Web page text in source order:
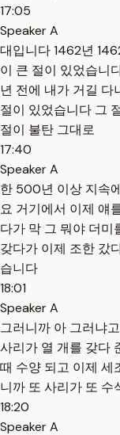
17:05
Speaker A
대입니다 1462년
이 큰 절이 있었습니
년 전에 내가 거길
절이 있었습니다 그
절이 불탄 그대로
17:40
Speaker A
한 500년 이상 지속
요 거기에서 이제 얘
다가 막 그 뭐야 더미
갖다가 이제 조한 갔
습니다
18:01
Speaker A
그러니까 아 그러냐
사리가 열 개를 갖다
때 수양 되고 이제 세
니까 또 사리가 또 수
18:20
Speaker A